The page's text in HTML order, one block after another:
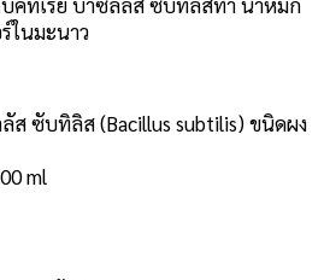
ในมะนาว
ส ซับทิลิส (Bacillus subtilis) ขนิดผง
ml